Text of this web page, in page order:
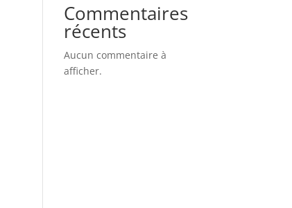
Commentaires
récents
Aucun commentaire à
afficher.